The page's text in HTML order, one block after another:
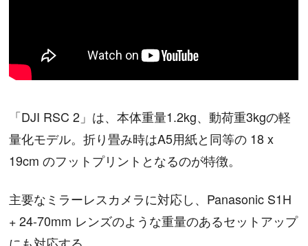
「DJI RSC 2」は、本体重量1.2kg、動荷重3kgの軽
量化モデル。折り畳み時はA5用紙と同等の 18 x
19cm のフットプリントとなるのが特徴。
主要なミラーレスカメラに対応し、Panasonic S1H
+ 24-70mm レンズのような重量のあるセットアップ